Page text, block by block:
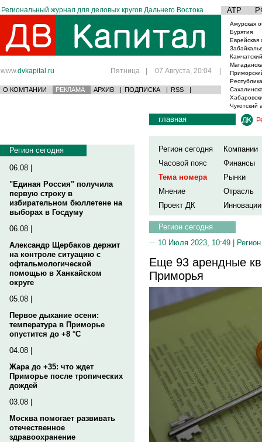
Региональный журнал для деловых кругов Дальнего Востока АТР
www.dvkapital.ru Пятница | 07 Августа, 20:04 |
О КОМПАНИИ РЕКЛАМА АРХИВ | ПОДПИСКА | RSS |
Амурская
Бурятия
Еврейская
Чукотский
Регион сегодня
06.08 |
"Единая Россия" получила
первую строку в
избирательном бюллетене на
выборах в Госдуму
06.08 |
Александр Щербаков держит
на контроле ситуацию с
офтальмологической
помощью в Ханкайском
округе
05.08 |
Первое дыхание осени:
температура в Приморье
опустится до +8 °C
04.08 |
Жара до +35: что ждет
Приморье после тропических
дождей
03.08 |
Москва помогает развивать
отечественное
здравоохранение
главная
Регион сегодня
Компании
Часовой пояс
Финансы
Тема номера
Рынки
Мнение
Отрасль
Проект ДК
Инновации
Регион сегодня
10 Июля 2023, 10:49 |
Еще 93 арендные
Приморья